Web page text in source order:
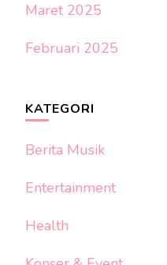
Maret 2025
Februari 2025
KATEGORI
Berita Musik
Entertainment
Health